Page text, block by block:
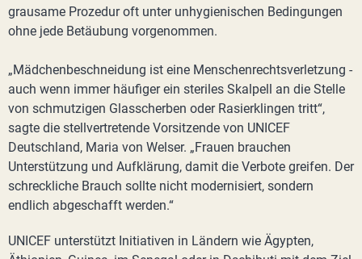
grausame Prozedur oft unter unhygienischen Bedingungen
ohne jede Betäubung vorgenommen.
„Mädchenbeschneidung ist eine Menschenrechtsverletzung -
auch wenn immer häufiger ein steriles Skalpell an die Stelle
von schmutzigen Glasscherben oder Rasierklingen tritt“,
sagte die stellvertretende Vorsitzende von UNICEF
Deutschland, Maria von Welser. „Frauen brauchen
Unterstützung und Aufklärung, damit die Verbote greifen. Der
schreckliche Brauch sollte nicht modernisiert, sondern
endlich abgeschafft werden.“
UNICEF unterstützt Initiativen in Ländern wie Ägypten,